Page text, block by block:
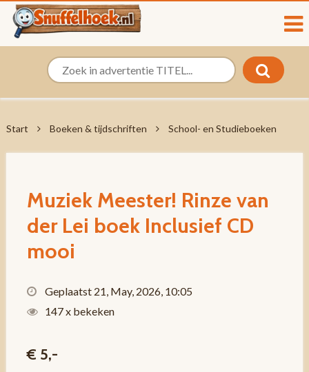
Start Boeken & tijdschriften School- en Studieboeken
Muziek Meester! Rinze van
der Lei boek Inclusief CD
mooi
Geplaatst 21, May, 2026, 10:05
147 x bekeken
€ 5,-